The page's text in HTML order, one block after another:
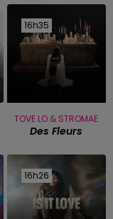
16h35
16h35
TOVE LO & STROMAE
Des Fleurs
16h26
16h26